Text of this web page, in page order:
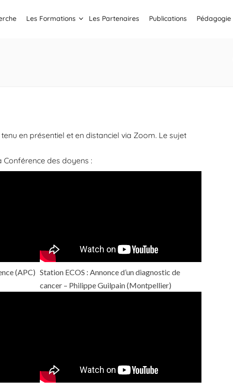
Les Formations Les Partenaires Publications Pédagogie
en présentiel et en distanciel via Zoom. Le sujet
des doyens :
(APC) Station ECOS : Annonce d’un diagnostic de
cancer – Philippe Guilpain (Montpellier)